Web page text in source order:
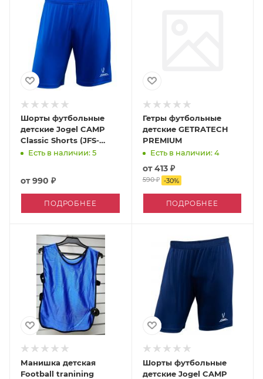
Шорты футбольные
детские Jogel CAMP
Classic Shorts (JFS-
1120)-K
Есть в наличии: 5
от990 ₽
ПОДРОБНЕЕ
Гетры футбольные
детские GETRATECH
PREMIUM
Есть в наличии: 4
от413 ₽
590 ₽ -30%
ПОДРОБНЕЕ
Манишка детская
Football tranining
Шорты футбольные
детские Jogel CAMP